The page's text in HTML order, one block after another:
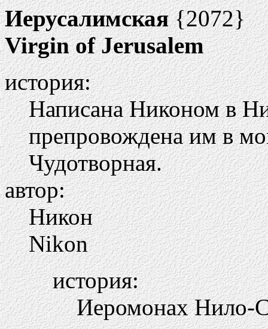
Иерусалимская{2072}
Virgin of Jerusalem
история:
Написана Никоном в
препровождена им в
Чудотворная.
автор:
Никон
Nikon
история:
Иеромонах Нило-